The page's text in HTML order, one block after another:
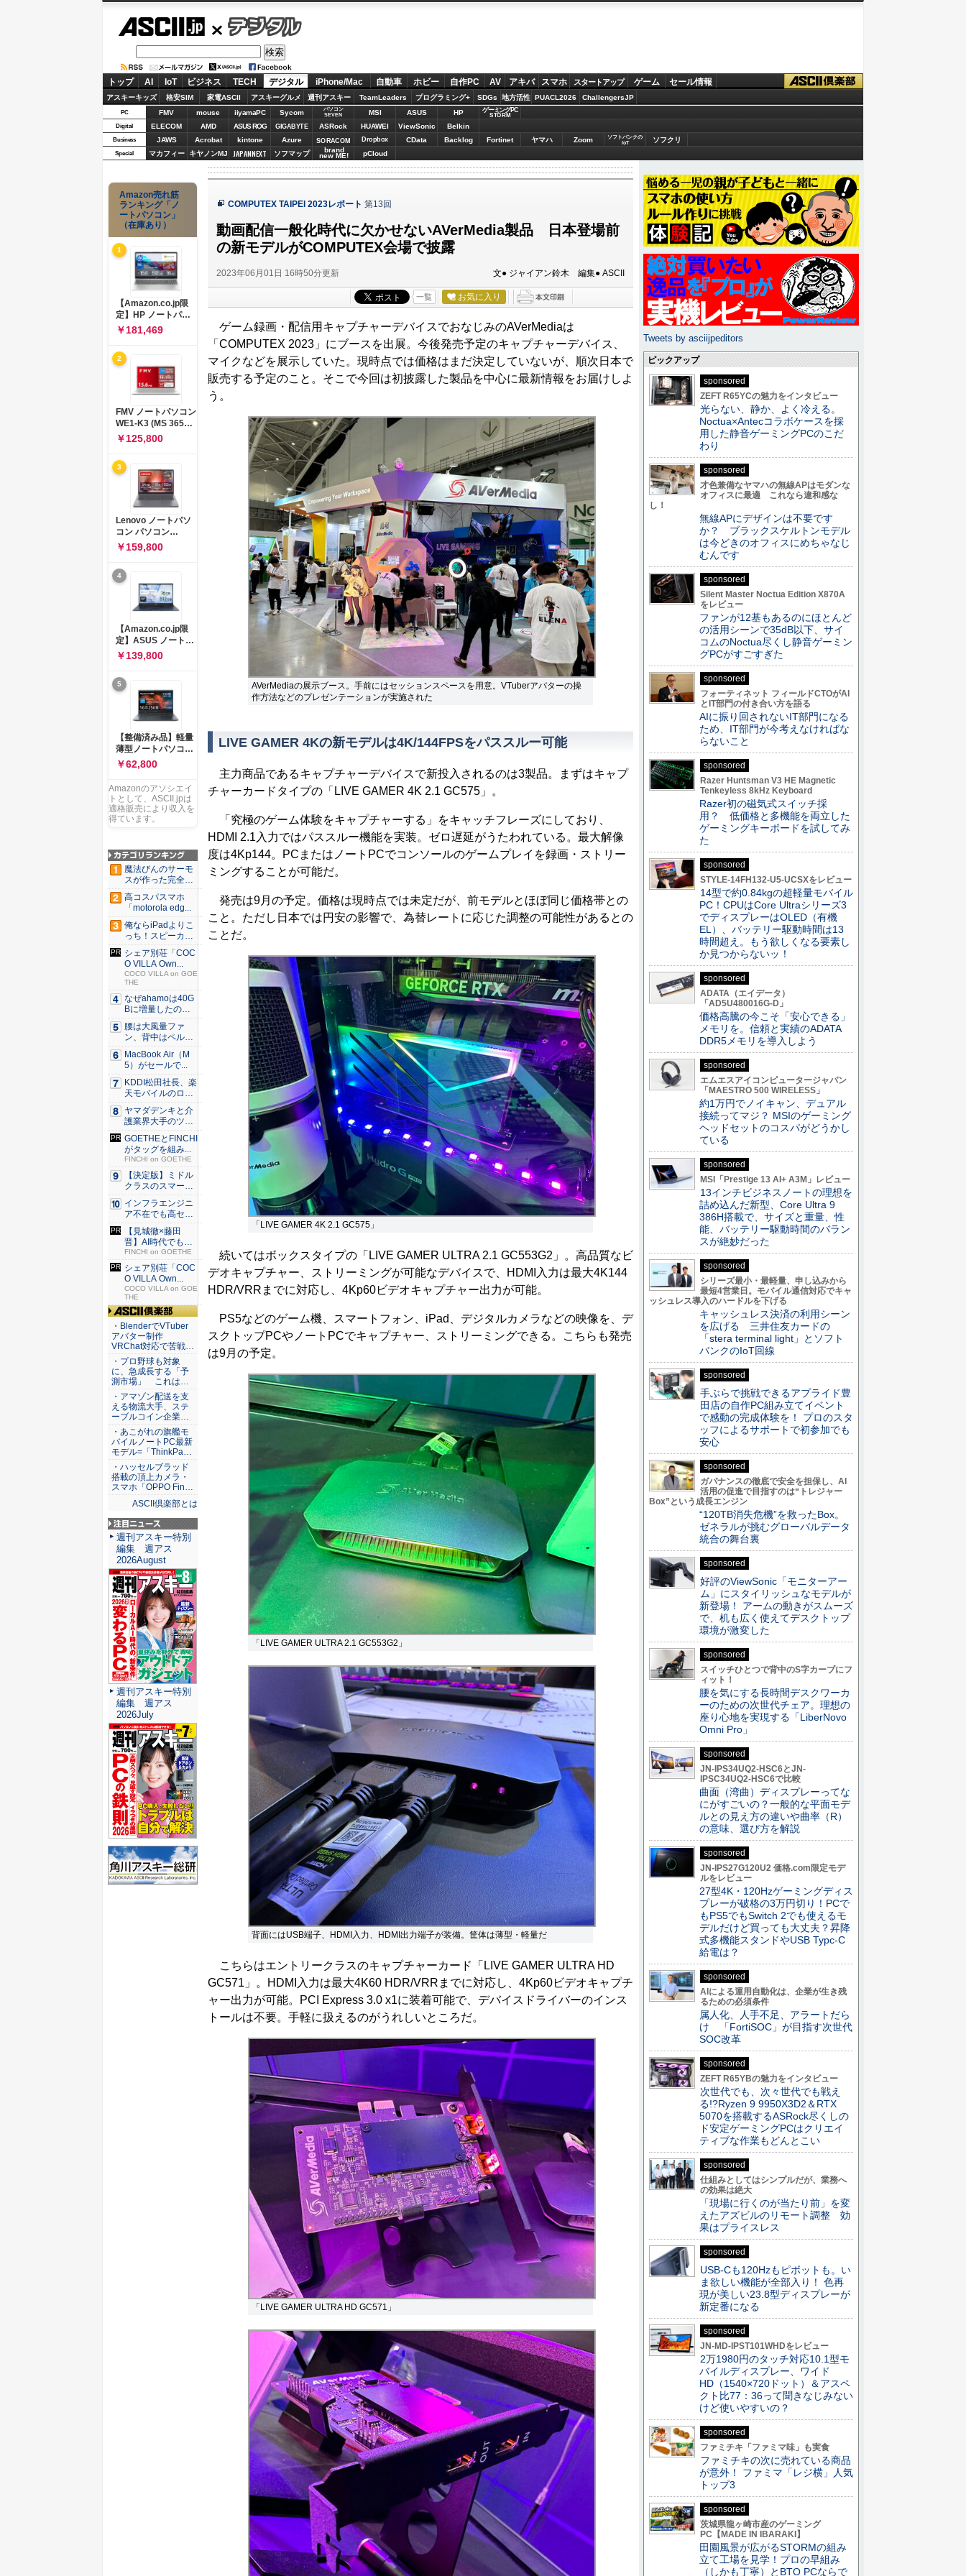
デジタル
トップ AI IoT ビジネス TECH デジタル iPhone/Mac 自動車 ホビー 自作PC AV アキバ スマホ スタートアップ ゲーム セール情報
アスキーキッズ 格安SIM 家電ASCII アスキーグルメ 週刊アスキー TeamLeaders プログラミング+ SDGs 地方活性 PUACL2026 ChallengersJP
PC FMV mouse iiyamaPC Sycom
パソコン
SEVEN
MSI ASUS HP ゲーミングPC
STORM
Digital ELECOM AMD ASUS ROG GIGABYTE ASRock HUAWEI ViewSonic Belkin
Business JAWS Acrobat kintone Azure SORACOM Dropbox CData Backlog Fortinet ヤマハ Zoom
ソフトバンクの
IoT
ソフクリ
Special マカフィー キヤノンMJ JAPANNEXT ソフマップ brand
new ME! pCloud
COMPUTEX TAIPEI 2023レポート 第13回
動画配信一般化時代に欠かせないAVerMedia製品 日本登場前
の新モデルがCOMPUTEX会場で披露
2023年06月01日 16時50分更新 文● ジャイアン鈴木 編集● ASCII
一覧 お気に入り
ゲーム録画・配信用キャプチャーデバイスでおなじみのAVerMediaは
「COMPUTEX 2023」にブースを出展。今後発売予定のキャプチャーデバイス、
マイクなどを展示していた。現時点では価格はまだ決定していないが、順次日本で
販売する予定のこと。そこで今回は初披露した製品を中心に最新情報をお届けしよ
う。
AVerMediaの展示ブース。手前にはセッションスペースを用意。VTuberアバターの操
作方法などのプレゼンテーションが実施された
LIVE GAMER 4Kの新モデルは4K/144FPSをパススルー可能
主力商品であるキャプチャーデバイスで新投入されるのは3製品。まずはキャプ
チャーカードタイプの「LIVE GAMER 4K 2.1 GC575」。
「究極のゲーム体験をキャプチャーする」をキャッチフレーズにしており、
HDMI 2.1入力ではパススルー機能を実装。ゼロ遅延がうたわれている。最大解像
度は4Kp144。PCまたはノートPCでコンソールのゲームプレイを録画・ストリー
ミングすることが可能だ。
発売は9月の予定。価格は現時点では未定だが、前モデルとほぼ同じ価格帯との
こと。ただし日本では円安の影響で、為替レートに応じた調整の可能性があるとの
ことだ。
「LIVE GAMER 4K 2.1 GC575」
続いてはボックスタイプの「LIVE GAMER ULTRA 2.1 GC553G2」。高品質なビ
デオキャプチャー、ストリーミングが可能なデバイスで、HDMI入力は最大4K144
HDR/VRRまでに対応し、4Kp60ビデオキャプチャー出力が可能。
PS5などのゲーム機、スマートフォン、iPad、デジタルカメラなどの映像を、デ
スクトップPCやノートPCでキャプチャー、ストリーミングできる。こちらも発売
は9月の予定。
「LIVE GAMER ULTRA 2.1 GC553G2」
背面にはUSB端子、HDMI入力、HDMI出力端子が装備。筐体は薄型・軽量だ
こちらはエントリークラスのキャプチャーカード「LIVE GAMER ULTRA HD
GC571」。HDMI入力は最大4K60 HDR/VRRまでに対応し、4Kp60ビデオキャプチ
ャー出力が可能。PCI Express 3.0 x1に装着可能で、デバイスドライバーのインス
トールは不要。手軽に扱えるのがうれしいところだ。
「LIVE GAMER ULTRA HD GC571」
Amazon売れ筋
ランキング「ノ
ートパソコン」
（在庫あり）
1
【Amazon.co.jp限
定】HP ノートパソ
コン 15-fd 15.6イン
チ インテル Core 5
120U メモリ16GB
SSD512GB
Windows 11
Microsoft Office
2024搭載 WPS
Office搭載 カメラシ
ャッター 指紋認証 薄
型 Copilotキー搭載
ナチュラルシルバー
￥181,469
2
FMV ノートパソコン
WE1-K3 (MS 365
Personal/Copilotキ
ー搭載/Win 11/15.6
型/Core
i5/16GB/SSD
512GB/ホワイト)
FMVWK3E15W_AZ
￥125,800
3
Lenovo ノートパソ
コン パソコン
IdeaPad Slim 3 14.0
インチ AMD
Ryzen™ 5 8640HS
メモリ16GB
SSD512GB
Microsoft 365 試用
版 Windows11 バッ
テリー駆動12.6時間
重量1.39kg ルナグレ
ー 83K9003JJP ノー
トPC
￥159,800
4
【Amazon.co.jp限
定】ASUS ノートパ
ソコン Vivobook 15
M1502NAQ 15.6イ
ンチ AMD Ryzen 7
170 メモリ16GB
SSD 512GB
Microsoft 365
Personal (24か月版)
搭載 Windows 11 重
量1.7kg Wi-Fi 6E ク
ワイエットブルー
M1502NAQ-
￥139,800
5
【整備済み品】軽量
薄型ノートパソコン
dynabook G83 ■
13.3型
FHD(1920x1080) -
高性能第11世代Core
i5-1135G7 - メモリ
16GB - SSD 256GB
USB Type-C - MS
Office 2021 - Win11
搭載
￥62,800
Amazonのアソシエイ
トとして、ASCII.jpは
適格販売により収入を
得ています。
魔法びんのサーモ
スが作った完全遮
光100...
高コスパスマホ
「motorola edg...
俺ならiPadよりこ
っち！スピーカー
9個...
シェア別荘「COC
O VILLA Own...
COCO VILLA on GOE
THE
なぜahamoは40G
Bに増量したの
か ...
腰は大風量ファ
ン、背中はペルチ
ェ冷却。ダ...
MacBook Air（M
5）がセールで...
KDDI松田社長、楽
天モバイルのロー
ミン...
ヤマダデンキと介
護業界大手のツク
イが協業...
GOETHEとFINCHI
がタッグを組み...
FINCHI on GOETHE
【決定版】ミドル
クラスのスマート
フォンの...
インフラエンジニ
ア不在でも高セキ
ュリティ...
【見城徹×藤田
晋】AI時代でも変
わらない...
FINCHI on GOETHE
シェア別荘「COC
O VILLA Own...
COCO VILLA on GOE
THE
ASCII倶楽部
・BlenderでVTuber
アバター制作
VRChat対応で苦戦…
・プロ野球も対象
に、急成長する「予
測市場」 これは…
・アマゾン配送を支
える物流大手、ステ
ーブルコイン企業…
・あこがれの旗艦モ
バイルノートPC最新
モデル=「ThinkPa…
・ハッセルブラッド
搭載の頂上カメラ・
スマホ「OPPO Fin…
ASCII倶楽部とは
注目ニュース
週刊アスキー特別
編集 週アス
2026August
週刊アスキー特別
編集 週アス
2026July
Tweets by asciijpeditors
ピックアップ
sponsored
ZEFT R65YCの魅力をインタビュー
光らない、静か、よく冷える。
Noctua×Antecコラボケースを採
用した静音ゲーミングPCのこだ
わり
sponsored
才色兼備なヤマハの無線APはモダンな
オフィスに最適 これなら違和感な
し！
無線APにデザインは不要です
か？ ブラックスケルトンモデル
は今どきのオフィスにめちゃなじ
むんです
sponsored
Silent Master Noctua Edition X870A
をレビュー
ファンが12基もあるのにほとんど
の活用シーンで35dB以下、サイ
コムのNoctua尽くし静音ゲーミン
グPCがすごすぎた
sponsored
フォーティネット フィールドCTOがAI
とIT部門の付き合い方を語る
AIに振り回されないIT部門になる
ため、IT部門が今考えなければな
らないこと
sponsored
Razer Huntsman V3 HE Magnetic
Tenkeyless 8kHz Keyboard
Razer初の磁気式スイッチ採
用？ 低価格と多機能を両立した
ゲーミングキーボードを試してみ
た
sponsored
STYLE-14FH132-U5-UCSXをレビュー
14型で約0.84kgの超軽量モバイル
PC！CPUはCore Ultraシリーズ3
でディスプレーはOLED（有機
EL）、バッテリー駆動時間は13
時間超え。もう欲しくなる要素し
か見つからないッ！
sponsored
ADATA（エイデータ）
「AD5U480016G-D」
価格高騰の今こそ「安心できる」
メモリを。信頼と実績のADATA
DDR5メモリを導入しよう
sponsored
エムエスアイコンピュータージャパン
「MAESTRO 500 WIRELESS」
約1万円でノイキャン、デュアル
接続ってマジ？ MSIのゲーミング
ヘッドセットのコスパがどうかし
ている
sponsored
MSI「Prestige 13 AI+ A3M」レビュー
13インチビジネスノートの理想を
詰め込んだ新型、Core Ultra 9
386H搭載で、サイズと重量、性
能、バッテリー駆動時間のバラン
スが絶妙だった
sponsored
シリーズ最小・最軽量、申し込みから
最短4営業日。モバイル通信対応でキャ
ッシュレス導入のハードルを下げる
キャッシュレス決済の利用シーン
を広げる 三井住友カードの
「stera terminal light」とソフト
バンクのIoT回線
sponsored
手ぶらで挑戦できるアプライド豊
田店の自作PC組み立てイベント
で感動の完成体験を！ プロのスタ
ッフによるサポートで初参加でも
安心
sponsored
ガバナンスの徹底で安全を担保し、AI
活用の促進で目指すのは“トレジャー
Box”という成長エンジン
“120TB消失危機”を救ったBox。
ゼネラルが挑むグローバルデータ
統合の舞台裏
sponsored
好評のViewSonic「モニターアー
ム」にスタイリッシュなモデルが
新登場！ アームの動きがスムーズ
で、机も広く使えてデスクトップ
環境が激変した
sponsored
スイッチひとつで背中のS字カーブにフ
ィット！
腰を気にする長時間デスクワーカ
ーのための次世代チェア。理想の
座り心地を実現する「LiberNovo
Omni Pro」
sponsored
JN-IPS34UQ2-HSC6とJN-
IPSC34UQ2-HSC6で比較
曲面（湾曲）ディスプレーってな
にがすごいの？一般的な平面モデ
ルとの見え方の違いや曲率（R）
の意味、選び方を解説
sponsored
JN-IPS27G120U2 価格.com限定モデ
ルをレビュー
27型4K・120Hzゲーミングディス
プレーが破格の3万円切り！PCで
もPS5でもSwitch 2でも使えるモ
デルだけど買っても大丈夫？昇降
式多機能スタンドやUSB Typc-C
給電は？
sponsored
AIによる運用自動化は、企業が生き残
るための必須条件
属人化、人手不足、アラートだら
け 「FortiSOC」が目指す次世代
SOC改革
sponsored
ZEFT R65YBの魅力をインタビュー
次世代でも、次々世代でも戦え
る!?Ryzen 9 9950X3D2＆RTX
5070を搭載するASRock尽くしの
ド安定ゲーミングPCはクリエイ
ティブな作業もどんとこい
sponsored
仕組みとしてはシンプルだが、業務へ
の効果は絶大
「現場に行くのが当たり前」を変
えたアズビルのリモート調整 効
果はプライスレス
sponsored
USB-Cも120Hzもピボットも。い
ま欲しい機能が全部入り！ 色再
現が美しい23.8型ディスプレーが
新定番になる
sponsored
JN-MD-IPST101WHDをレビュー
2万1980円のタッチ対応10.1型モ
バイルディスプレー、ワイド
HD（1540×720ドット）＆アスペ
クト比77：36って聞きなじみない
けど使いやすいの？
sponsored
ファミチキ「ファミマ味」も実食
ファミチキの次に売れている商品
が意外！ ファミマ「レジ横」人気
トップ3
sponsored
茨城県龍ヶ崎市産のゲーミング
PC【MADE IN IBARAKI】
田園風景が広がるSTORMの組み
立て工場を見学！プロの早組み
（しかも丁寧）とBTO PCならで